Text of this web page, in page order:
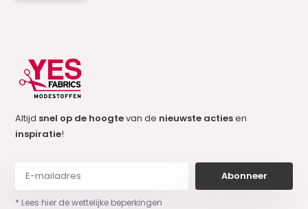
Altijd snel op de hoogtevan de nieuwste actiesen
inspiratie!
Abonneer
* Lees hier de wettelijke beperkingen